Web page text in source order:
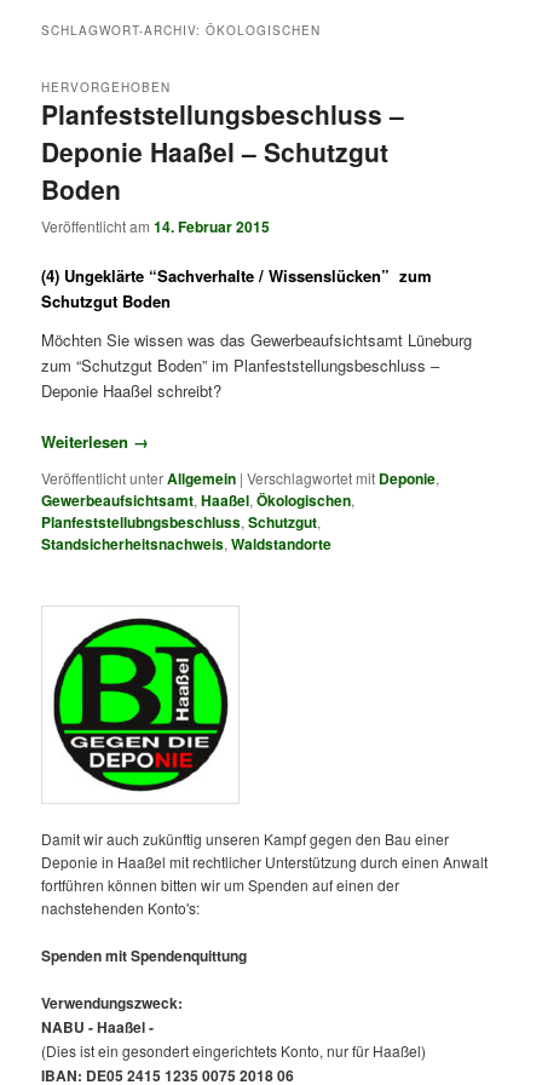
SCHLAGWORT-ARCHIV:ÖKOLOGISCHEN
Planfeststellungsbeschluss –
Deponie Haaßel – Schutzgut
Boden
HERVORGEHOBEN
Veröffentlicht am14. Februar 2015
(4) Ungeklärte “Sachverhalte / Wissenslücken” zum
Schutzgut Boden
Möchten Sie wissen was das Gewerbeaufsichtsamt Lüneburg
zum “Schutzgut Boden” im Planfeststellungsbeschluss –
Deponie Haaßel schreibt?
Weiterlesen →
Veröffentlicht unterAllgemein |Verschlagwortet mit Deponie,
Gewerbeaufsichtsamt,Haaßel,Ökologischen,
Planfeststellubngsbeschluss,Schutzgut,
Standsicherheitsnachweis,Waldstandorte
Damit wir auch zukünftig unseren Kampf gegen den Bau einer
Deponie in Haaßel mit rechtlicher Unterstützung durch einen Anwalt
fortführen können bitten wir um Spenden auf einen der
nachstehenden Konto's:
Spenden mit Spendenquittung
Verwendungszweck:
NABU - Haaßel -
(Dies ist ein gesondert eingerichtets Konto, nur für Haaßel)
IBAN: DE05 2415 1235 0075 2018 06